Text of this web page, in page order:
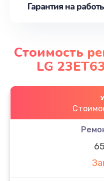
Гарантия на
Стоимость
LG